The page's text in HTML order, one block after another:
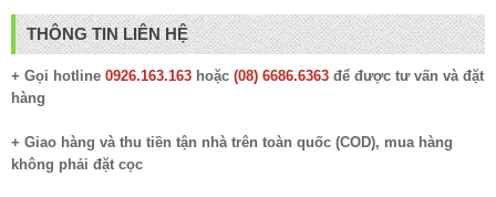
THÔNG TIN LIÊN HỆ
+ Gọi hotline 0926.163.163 hoặc (08) 6686.6363 để được tư vấn và đặt
hàng
+ Giao hàng và thu tiền tận nhà trên toàn quốc (COD), mua hàng
không phải đặt cọc